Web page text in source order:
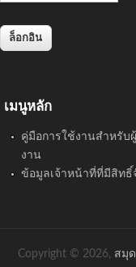
เมนูหลัก
คู่มือการใช้งานสำหรั
งาน
ข้อมูลเจ้าหน้าที่ที่มีสิท
Copyright © 2026, สมุ